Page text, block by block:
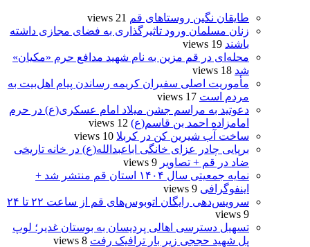
طایقان نگین روستاهای قم 21 views
زنان مسلمان ورود تاثیرگذاری به فضای مجازی داشته
باشند 19 views
محله‌ای در قم مزین به نام شهید مدافع حرم «مکیان»
شد 18 views
مأموریت اصلی سفیران کریمه رساندن پیام اهل‌بیت به
مردم است 17 views
دعوتید به مراسم جشن میلاد امام عسکری(ع) در حرم
امامزاده احمد بن قاسم(ع) 12 views
ساخت آب شیرین کن در کربلا 10 views
برپایی چادر عزای خانگی اباعبدالله(ع) در خانه تاریخی
ضاد در قم + تصاویر 9 views
نمایه جمعیتی سال ۱۴۰۴ استان قم منتشر شد +
اینفوگرافی 9 views
سرویس‌دهی رایگان اتوبوس‌های قم از ساعت ۲۲ تا ۲۴
9 views
تسهیل دسترسی اهالی پردیسان به بوستان غدیر؛ لوپ
پل شهید حججی زیر بار ترافیک رفت 8 views